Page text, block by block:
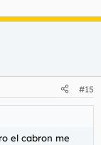
#15
el cabron me